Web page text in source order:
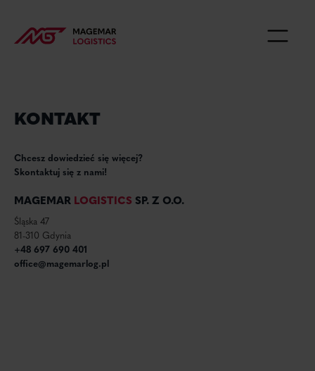
KONTAKT
Chcesz dowiedzieć się więcej?
Skontaktuj się z nami!
MAGEMAR LOGISTICS SP. Z O.O.
Śląska 47
81-310 Gdynia
+48 697 690 401
office@magemarlog.pl